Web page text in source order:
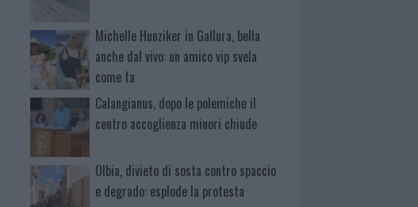
Michelle Hunziker in Gallura, bella
anche dal vivo: un amico vip svela
come fa
Calangianus, dopo le polemiche il
centro accoglienza minori chiude
Olbia, divieto di sosta contro spaccio
e degrado: esplode la protesta